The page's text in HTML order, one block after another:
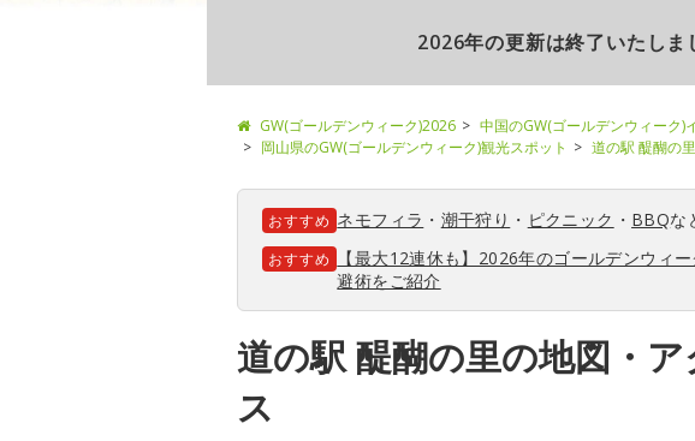
2026年の更新は終了いたしま
GW(ゴールデンウィーク)2026 中国のGW(ゴールデンウィーク)
岡山県のGW(ゴールデンウィーク)観光スポット
道の駅 醍醐の里
おすすめ ネモフィラ ・ 潮干狩り ・ ピクニック ・ BBQな
おすすめ
【最大12連休も】2026年のゴールデンウィ
避術をご紹介
道の駅 醍醐の里の地図・ア
ス